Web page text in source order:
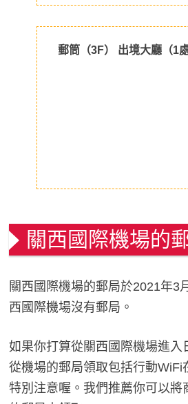
郵筒（3F） 出境大廳（1處
關西國際機場的
關西國際機場的郵局於2021年3
西國際機場沒有郵局。
如果你打算從關西國際機場進入
從機場的郵局領取包括行動WiFi
特別注意喔。我們推薦你可以將